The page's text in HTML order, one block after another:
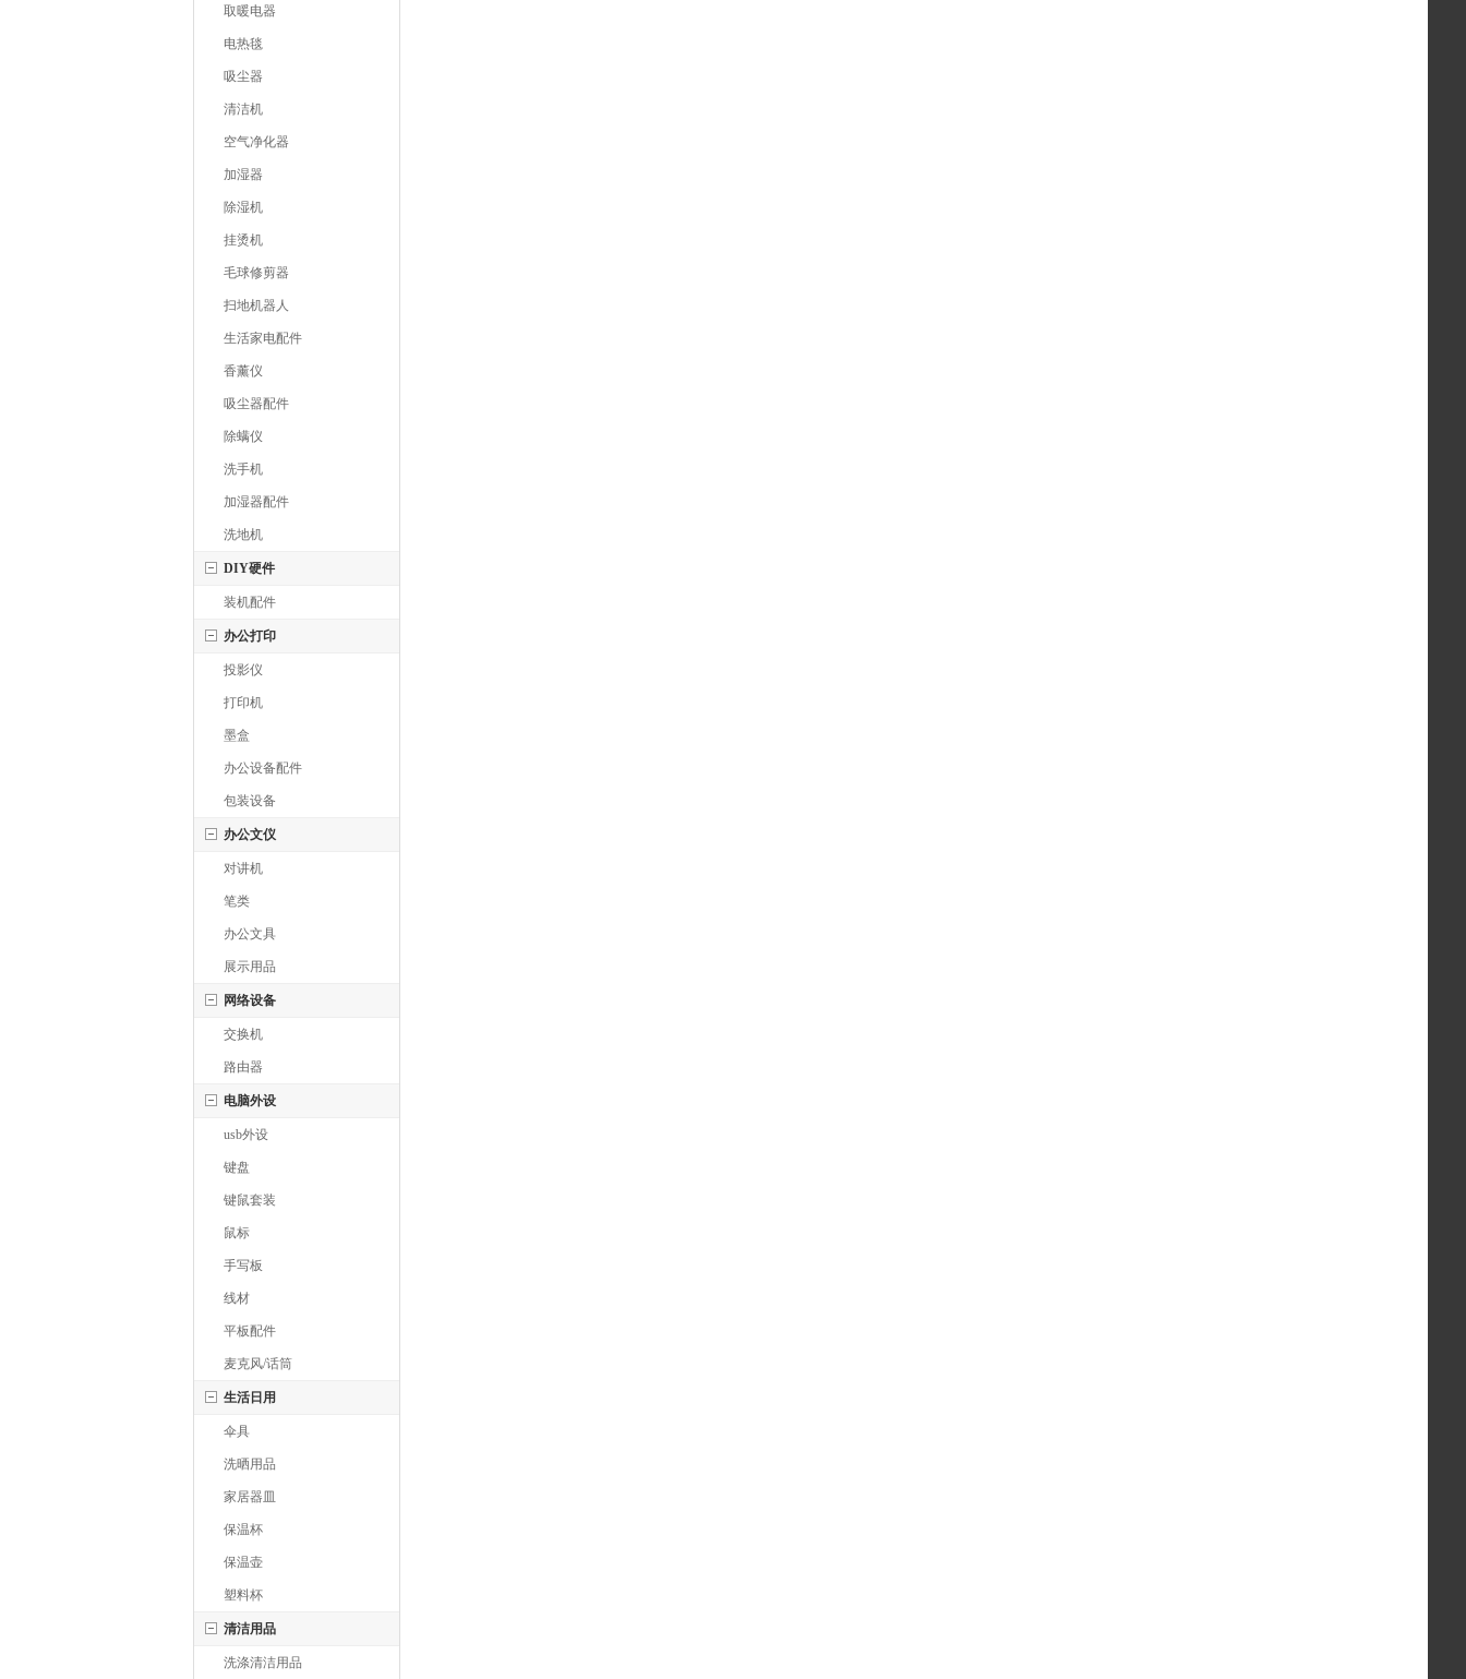
取暖电器
电热毯
吸尘器
清洁机
空气净化器
加湿器
除湿机
挂烫机
毛球修剪器
扫地机器人
生活家电配件
香薰仪
吸尘器配件
除螨仪
洗手机
加湿器配件
洗地机
DIY硬件
装机配件
办公打印
投影仪
打印机
墨盒
办公设备配件
包装设备
办公文仪
对讲机
笔类
办公文具
展示用品
网络设备
交换机
路由器
电脑外设
usb外设
键盘
键鼠套装
鼠标
手写板
线材
平板配件
麦克风/话筒
生活日用
伞具
洗晒用品
家居器皿
保温杯
保温壶
塑料杯
清洁用品
洗涤清洁用品